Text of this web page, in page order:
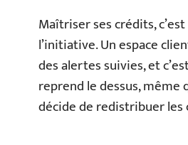
Maîtriser ses crédits,
l’initiative. Un espace
des alertes suivies, et
reprend le dessus, même
décide de redistribuer les